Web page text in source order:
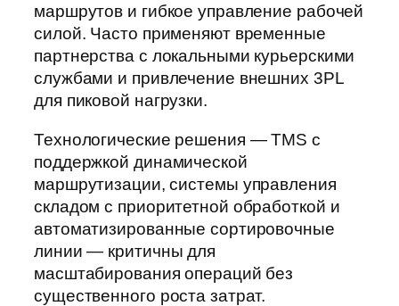
маршрутов и гибкое управление рабочей
силой. Часто применяют временные
партнерства с локальными курьерскими
службами и привлечение внешних 3PL
для пиковой нагрузки.
Технологические решения — TMS с
поддержкой динамической
маршрутизации, системы управления
складом с приоритетной обработкой и
автоматизированные сортировочные
линии — критичны для
масштабирования операций без
существенного роста затрат.